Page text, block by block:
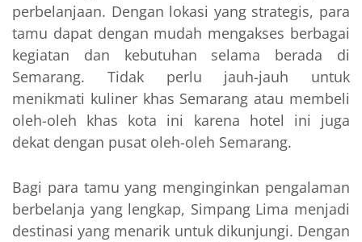
perbelanjaan. Dengan lokasi yang strategis, para
tamu dapat dengan mudah mengakses berbagai
kegiatan dan kebutuhan selama berada di
Semarang. Tidak perlu jauh-jauh untuk
menikmati kuliner khas Semarang atau membeli
oleh-oleh khas kota ini karena hotel ini juga
dekat dengan pusat oleh-oleh Semarang.
Bagi para tamu yang menginginkan pengalaman
berbelanja yang lengkap, Simpang Lima menjadi
destinasi yang menarik untuk dikunjungi. Dengan